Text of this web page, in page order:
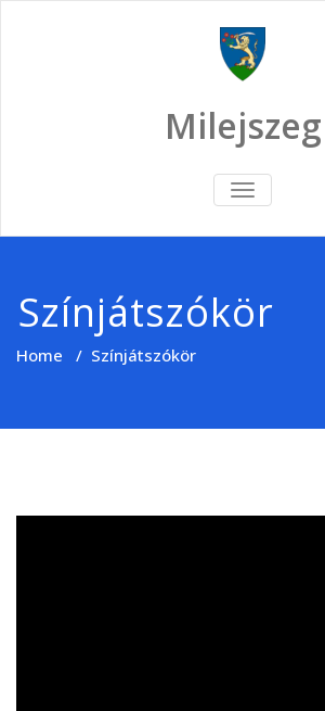
Milejszeg
TOGGLE
NAVIGATION
Színjátszókör
Home / Színjátszókör